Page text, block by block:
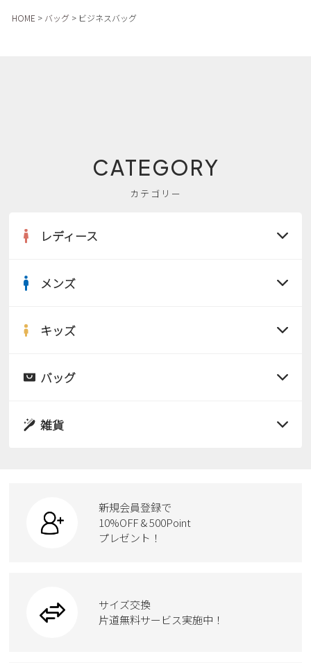
新規会員登録
お問い合わせ
HOME バッグ ビジネスバッグ
CATEGORY
カテゴリー
レディース
サンダル
スニーカー
カジュアルシューズ
ワークシューズ
ウェア
メンズ
サンダル
ローファー
ブーツ
キッズ
サンダル
スクール
バッグ
ボディバッグ
ハンドバッグ
トートバッグ
雑貨
ケア用品
新規会員登録で
10%OFF & 500Point
プレゼント！
サイズ交換
片道無料サービス実施中！